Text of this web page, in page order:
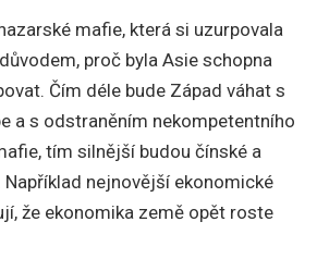
mafie, která si uzurpovala
proč byla Asie schopna
Čím déle bude Západ váhat s
a s odstraněním nekompetentního
tím silnější budou čínské a
nejnovější ekonomické
že ekonomika země opět roste